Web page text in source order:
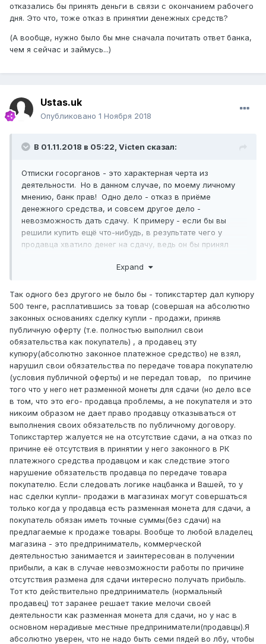
отказались бы принять деньги в связи с окончанием рабочего
дня. Это что, тоже отказ в принятии денежных средств?
(А вообще, нужно было бы мне сначала почитать ответ банка,
чем я сейчас и займусь...)
Ustas.uk
Опубликовано 1 Ноября 2018
В 01.11.2018 в 05:22, Victen сказал:
Отписки госорганов - это характерная черта из
деятельности. Но в данном случае, по моему личному
мнению, банк прав! Одно дело - отказ в приёме
денежного средства, и совсем другое дело -
невозможность дать сдачу. К примеру - если бы вы
решили купить ещё что-нибудь, в результате чего у
продавца хватило денег на сдачу, ведь он бы принял
средстве, отказ в приёме которого, разумеется,
обстоятельствах. Ну, допустим, у вас отказались бы
принять деньги в связи с окончанием рабочего дня. Это
что, тоже отказ в принятии денежных средств?
(А вообще, нужно было бы мне сначала почитать ответ
банка, чем я сейчас и займусь...)
Expand
Так одного без другого не было бы - топикстартер дал купюру
500 тенге, расплатившись за товар (совершая на абсолютно
законных основаниях сделку купли - продажи, приняв
публичную оферту (т.е. полностью выполнил свои
обязательства как покупатель) , а продавец эту
купюру(абсолютно законное платежное средство) не взял,
нарушил свои обязательства по передаче товара покупателю
(условия публичной оферты) и не передал товар, по причине
того что у него нет разменной монеты для сдачи (но дело все
в том, что это его- продавца проблемы, а не покупателя и это
никоим образом не дает право продавцу отказываться от
выполнения своих обязательств по публичному договору.
Топикстартер жалуется не на отсутствие сдачи, а на отказ по
причине её отсутствия в принятии у него законного в РК
платежного средства продавцом и как следствие этого
нарушение обязательств продавца по передаче товара
покупателю. Если следовать логике нацбанка и Вашей, то у
нас сделки купли- продажи в магазинах могут совершаться
только когда у продавца есть разменная монета для сдачи, а
покупатель обязан иметь точные суммы(без сдачи) на
предлагаемые к продаже товары. Вообще то любой владелец
магазина - это предприниматель, коммерческой
деятельностью занимается и заинтересован в получении
прибыли, а как в случае невозможности работы по причине
отсутствия размена для сдачи интересно получать прибыль.
Тот кто действительно предприниматель (нормальный
продавец) тот заранее решает такие мелочи своей
деятельности как разменная монета для сдачи, но у нас в
основном нерадивые местные предприниматели(продавцы).Я
абсолютно уверен, что не надо быть семи пядей во лбу, чтобы